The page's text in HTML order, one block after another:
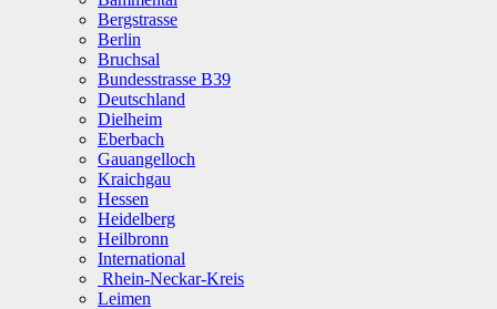
Bergstrasse
Berlin
Bruchsal
Bundesstrasse B39
Deutschland
Dielheim
Eberbach
Gauangelloch
Kraichgau
Hessen
Heidelberg
Heilbronn
International
Rhein-Neckar-Kreis
Leimen